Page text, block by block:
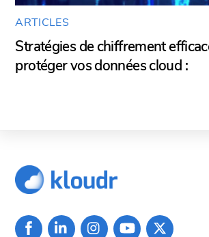
ARTICLES
Stratégies de chiffrement
protéger vos données cloud :